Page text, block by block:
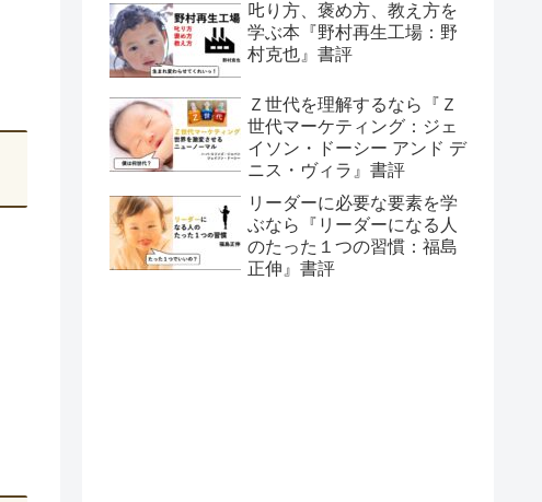
𠮟り方、褒め方、教え方を
学ぶ本『野村再生工場：野
村克也』書評
Ｚ世代を理解するなら『Ｚ
世代マーケティング：ジェ
イソン・ドーシー アンド デ
ニス・ヴィラ』書評
リーダーに必要な要素を学
ぶなら『リーダーになる人
のたった１つの習慣：福島
正伸』書評